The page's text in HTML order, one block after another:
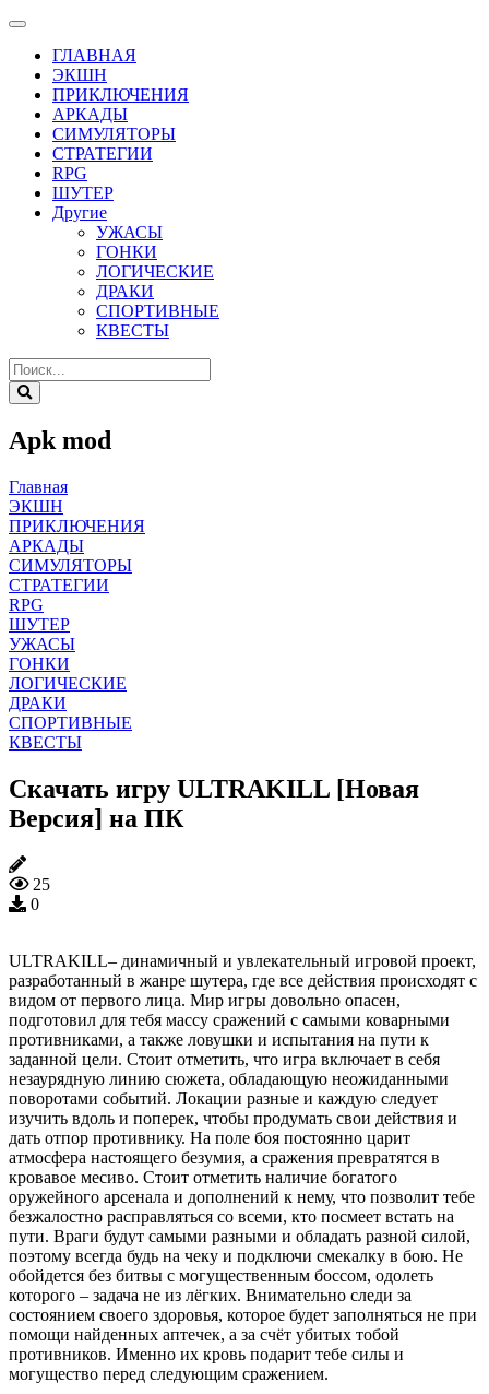
ГЛАВНАЯ
ЭКШН
ПРИКЛЮЧЕНИЯ
АРКАДЫ
СИМУЛЯТОРЫ
СТРАТЕГИИ
RPG
ШУТЕР
Другие
УЖАСЫ
ГОНКИ
ЛОГИЧЕСКИЕ
ДРАКИ
СПОРТИВНЫЕ
КВЕСТЫ
Apk mod
Главная
ЭКШН
ПРИКЛЮЧЕНИЯ
АРКАДЫ
СИМУЛЯТОРЫ
СТРАТЕГИИ
RPG
ШУТЕР
УЖАСЫ
ГОНКИ
ЛОГИЧЕСКИЕ
ДРАКИ
СПОРТИВНЫЕ
КВЕСТЫ
Скачать игру ULTRAKILL [Новая
Версия] на ПК
25
0
ULTRAKILL– динамичный и увлекательный игровой проект,
разработанный в жанре шутера, где все действия происходят с
видом от первого лица. Мир игры довольно опасен,
подготовил для тебя массу сражений с самыми коварными
противниками, а также ловушки и испытания на пути к
заданной цели. Стоит отметить, что игра включает в себя
незаурядную линию сюжета, обладающую неожиданными
поворотами событий. Локации разные и каждую следует
изучить вдоль и поперек, чтобы продумать свои действия и
дать отпор противнику. На поле боя постоянно царит
атмосфера настоящего безумия, а сражения превратятся в
кровавое месиво. Стоит отметить наличие богатого
оружейного арсенала и дополнений к нему, что позволит тебе
безжалостно расправляться со всеми, кто посмеет встать на
пути. Враги будут самыми разными и обладать разной силой,
поэтому всегда будь на чеку и подключи смекалку в бою. Не
обойдется без битвы с могущественным боссом, одолеть
которого – задача не из лёгких. Внимательно следи за
состоянием своего здоровья, которое будет заполняться не при
помощи найденных аптечек, а за счёт убитых тобой
противников. Именно их кровь подарит тебе силы и
могущество перед следующим сражением.